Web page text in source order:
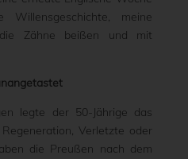
meine
Zähne beißen und mit
legte der 50-Jährige das
Verletzte oder
die Preußen nach dem